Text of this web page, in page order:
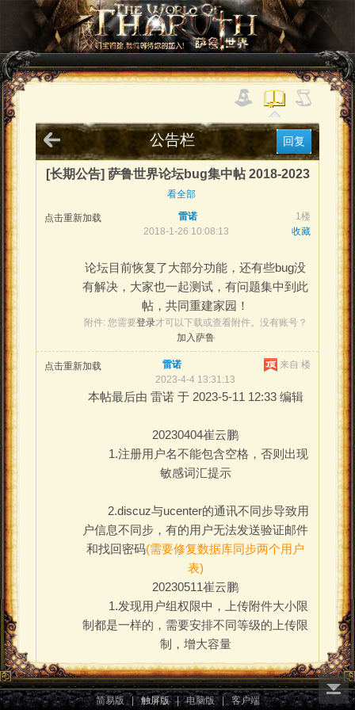
回复
公告栏
[长期公告] 萨鲁世界论坛bug集中帖 2018-2023
看全部
点击重新加载 1楼
雷诺
收藏
2018-1-26 10:08:13
论坛目前恢复了大部分功能，还有些bug没
有解决，大家也一起测试，有问题集中到此
帖，共同重建家园！
附件: 您需要登录才可以下载或查看附件。没有账号？
加入萨鲁
点击重新加载 来自 楼
雷诺
2023-4-4 13:31:13
本帖最后由 雷诺 于 2023-5-11 12:33 编辑
20230404崔云鹏
1.注册用户名不能包含空格，否则出现
敏感词汇提示
2.discuz与ucenter的通讯不同步导致用
户信息不同步，有的用户无法发送验证邮件
和找回密码(需要修复数据库同步两个用户
表)
20230511崔云鹏
1.发现用户组权限中，上传附件大小限
制都是一样的，需要安排不同等级的上传限
制，增大容量
附件:您需要登录才可以下载或查看附件。没有账号？
加入萨鲁
简易版 | 触屏版 | 电脑版 | 客户端